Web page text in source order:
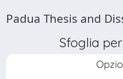
Padua Thesis and
Sfoglia